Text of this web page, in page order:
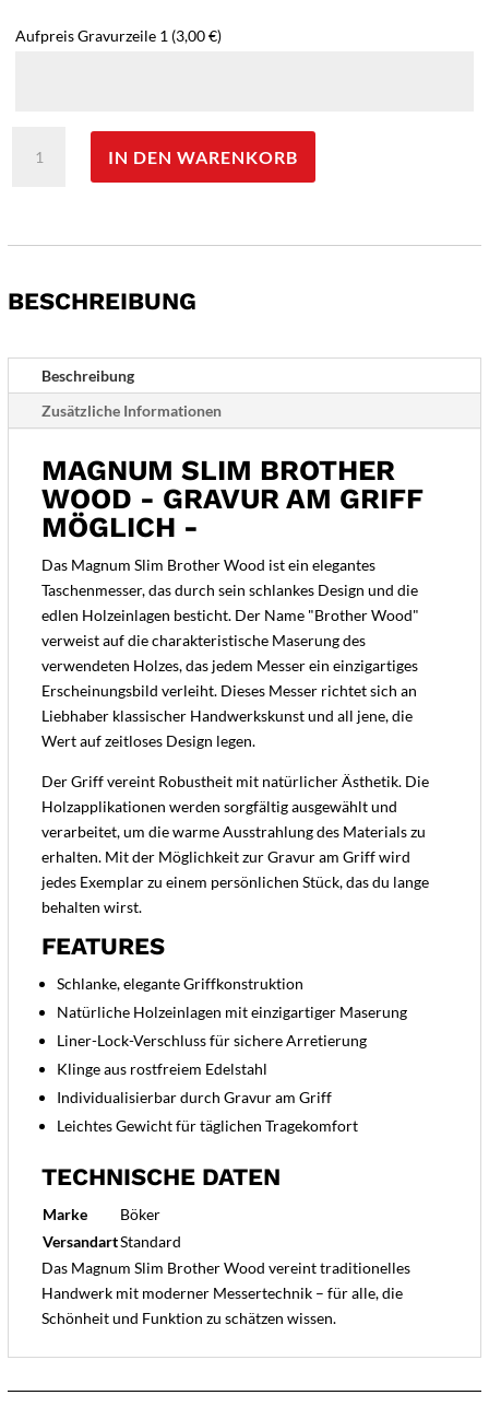
Aufpreis Gravurzeile 1 (3,00 €)
Slim
am
Griff
-
Menge
IN DEN WARENKORB
BESCHREIBUNG
Beschreibung
Zusätzliche Informationen
MAGNUM SLIM BROTHER
WOOD - GRAVUR AM GRIFF
MÖGLICH -
Das Magnum Slim Brother Wood ist ein elegantes
Taschenmesser, das durch sein schlankes Design und die
edlen Holzeinlagen besticht. Der Name "Brother Wood"
verweist auf die charakteristische Maserung des
verwendeten Holzes, das jedem Messer ein einzigartiges
Erscheinungsbild verleiht. Dieses Messer richtet sich an
Liebhaber klassischer Handwerkskunst und all jene, die
Wert auf zeitloses Design legen.
Der Griff vereint Robustheit mit natürlicher Ästhetik. Die
Holzapplikationen werden sorgfältig ausgewählt und
verarbeitet, um die warme Ausstrahlung des Materials zu
erhalten. Mit der Möglichkeit zur Gravur am Griff wird
jedes Exemplar zu einem persönlichen Stück, das du lange
behalten wirst.
FEATURES
Schlanke, elegante Griffkonstruktion
Natürliche Holzeinlagen mit einzigartiger Maserung
Liner-Lock-Verschluss für sichere Arretierung
Klinge aus rostfreiem Edelstahl
Individualisierbar durch Gravur am Griff
Leichtes Gewicht für täglichen Tragekomfort
TECHNISCHE DATEN
Marke
Böker
VersandartStandard
Das Magnum Slim Brother Wood vereint traditionelles
Handwerk mit moderner Messertechnik – für alle, die
Schönheit und Funktion zu schätzen wissen.